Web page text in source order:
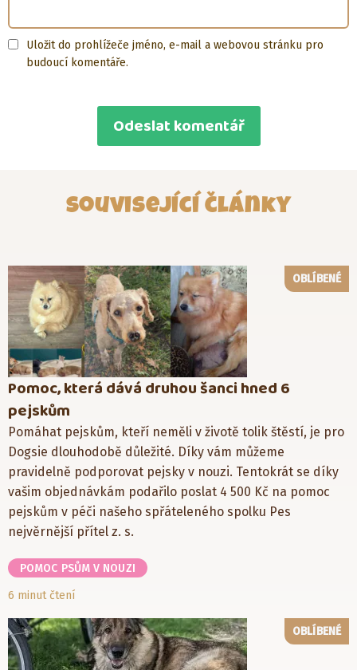
Uložit do prohlížeče jméno, e-mail a webovou stránku pro
budoucí komentáře.
Související články
OBLÍBENÉ
Pomoc, která dává druhou šanci hned 6
pejskům
Pomáhat pejskům, kteří neměli v životě tolik štěstí, je pro
Dogsie dlouhodobě důležité. Díky vám můžeme
pravidelně podporovat pejsky v nouzi. Tentokrát se díky
vašim objednávkám podařilo poslat 4 500 Kč na pomoc
pejskům v péči našeho spřáteleného spolku Pes
nejvěrnější přítel z. s.
POMOC PSŮM V NOUZI
6 minut čtení
OBLÍBENÉ